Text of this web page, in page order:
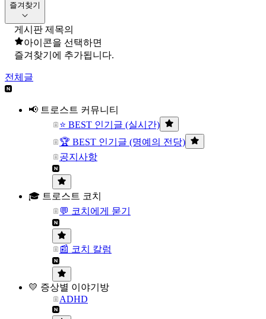
즐겨찾기
게시판 제목의
아이콘을 선택하면
즐겨찾기에 추가됩니다.
전체글
📢 트로스트 커뮤니티
⭐ BEST 인기글 (실시간)
🏆 BEST 인기글 (명예의 전당)
공지사항
🎓 트로스트 코치
💬 코치에게 묻기
📰 코치 칼럼
💛 증상별 이야기방
ADHD